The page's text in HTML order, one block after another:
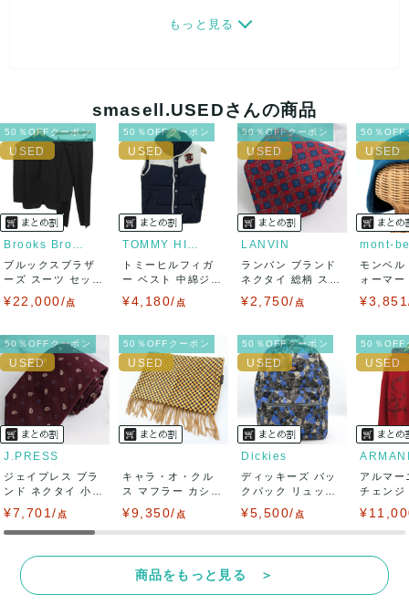
画像ダウンロードなので、転売にも最適♪
ネコポスの場合は日時指定ができませんので、ご了承下さい
USED品に関しましては、見る方によって状態の価値観が異な
りますので、トラブルを避けるため、神経質な方や完璧な商
品を求められる方は御購入をお控えください。
また商品には細心の注意をはらっておりますが、何かござい
ましたら、レビュー記載前に必ずコメント欄よりご連絡お願
い致します。対応できることがあれば、誠意をもって対応致
します。
また並行輸入品もございますので、真贋方法などお答えでき
ない場合もございます。
万が一、購入後に偽造品等が発覚しましたら、返品・返金に
決済方法
もっと見る
smasell.USEDさんの商品
50％OFFクーポン
Brooks Brothers
ブルックスブラザ
ーズ スーツ セット
¥22,000/点
50％OFFクーポン
TOMMY HILFIGER
トミーヒルフィガ
ー ベスト 中綿ジャ
¥4,180/ 点
50％OFFクーポン
LANVIN
ランバン ブランド
ネクタイ 総柄 スク
¥2,750/ 点
50％OFF
mont-
モンベル
ォーマ
50％OFFクーポン
J.PRESS
ジェイプレス ブラ
ンド ネクタイ 小紋
¥7,701/ 点
50％OFFクーポン
キャラ・オ・クル
ス マフラー カシミ
¥9,350/ 点
50％OFFクーポン
Dickies
ディッキーズ バッ
クパック リュック
¥5,500/ 点
50％OFF
アルマー
チェンジ
商品をもっと見る ＞